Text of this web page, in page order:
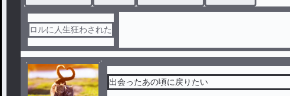
ロルに人生狂わされた
出会ったあの頃に戻りたい